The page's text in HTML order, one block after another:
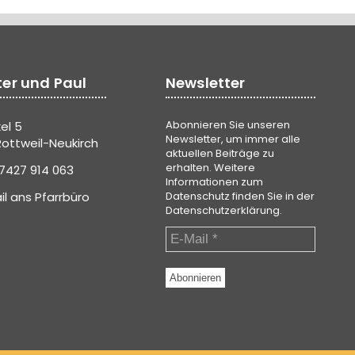
und Paul
5
Neukirch
914 063
ans Pfarrbüro
Newsletter
Abonnieren Sie unseren
Newsletter, um immer alle
aktuellen Beiträge zu
erhalten. Weitere
Informationen zum
Datenschutz finden Sie in der
Datenschutzerklärung.